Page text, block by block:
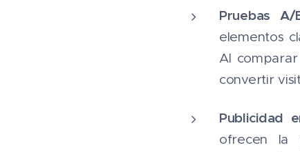
Pruebas A/
elementos
Al
convertir
Publicidad
ofrecen la